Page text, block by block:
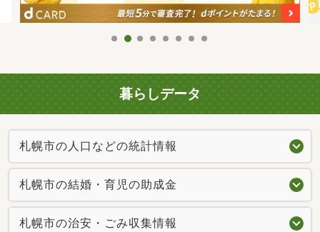
暮らしデータ
札幌市の人口などの統計情報
札幌市の結婚・育児の助成金
札幌市の治安・ごみ収集情報